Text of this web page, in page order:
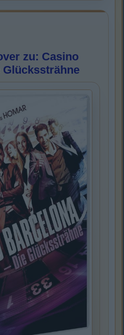
zu: Casino
Glückssträhne